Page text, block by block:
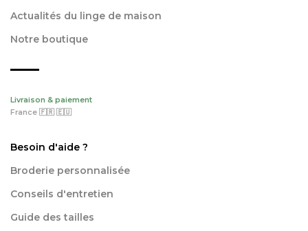
Actualités du linge de maison
Notre boutique
Livraison & paiement
France 🇫🇷 🇪🇺
Besoin d'aide ?
Broderie personnalisée
Conseils d'entretien
Guide des tailles